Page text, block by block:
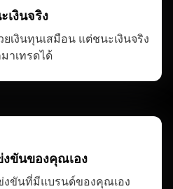
เงินจริง
เงินทุนเสมือน แต่ชนะเงินจริง
าเทรดได้
งขันของคุณเอง
งขันที่มีแบรนด์ของคุณเอง